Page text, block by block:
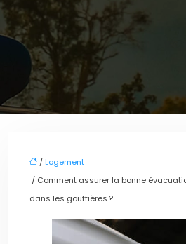
/ Logement
/ Comment assurer la bonne
dans les gouttières ?